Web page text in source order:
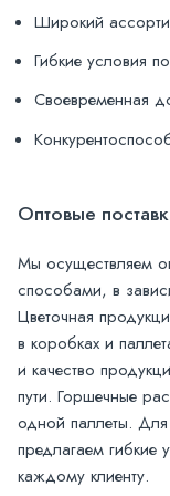
Широкий
Гибкие условия
Своевременная
Оптовые
Мы осуществляем
способами, в
Цветочная
в коробках и
и качество
пути. Горшечные
одной паллеты.
предлагаем гибкие
каждому клиенту.